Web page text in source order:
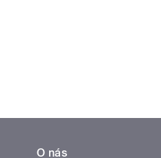
O nás